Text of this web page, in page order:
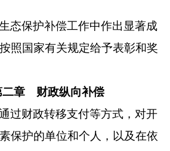
态保护补偿工作中作出显著成
照国家有关规定给予表彰和奖
二章 财政纵向补偿
过财政转移支付等方式，对开
保护的单位和个人，以及在依